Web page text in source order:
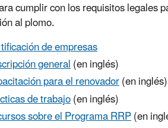
cumplir con los requisitos legales
al plomo.
de empresas
general(en inglés)
para el renovador(en inglés)
de trabajo(en inglés)
sobre el Programa RRP(en